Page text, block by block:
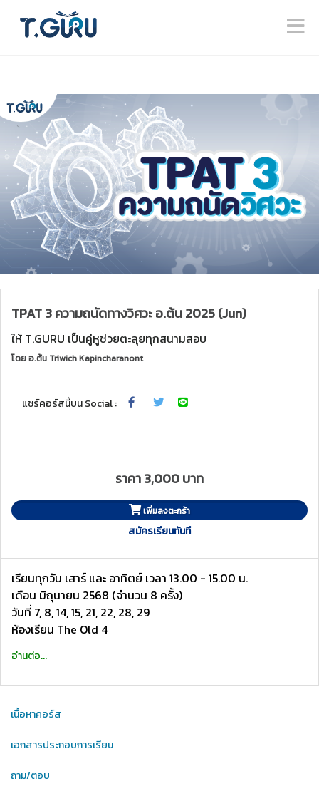
TPAT 3 ความถนัดทางวิศวะ อ.ต้น 2025 (Jun)
ให้ T.GURU เป็นคู่หูช่วยตะลุยทุกสนามสอบ
โดยอ.ต้น Triwich Kapincharanont
แชร์คอร์สนี้บน Social :
ราคา 3,000 บาท
เพิ่มลงตะกร้า
สมัครเรียนทันที
เรียนทุกวัน เสาร์ และ อาทิตย์ เวลา 13.00 - 15.00 น.
เดือน มิถุนายน 2568 (จำนวน 8 ครั้ง)
วันที่ 7, 8, 14, 15, 21, 22, 28, 29
ห้องเรียน The Old 4
อ่านต่อ...
เนื้อหาคอร์ส
เอกสารประกอบการเรียน
ถาม/ตอบ